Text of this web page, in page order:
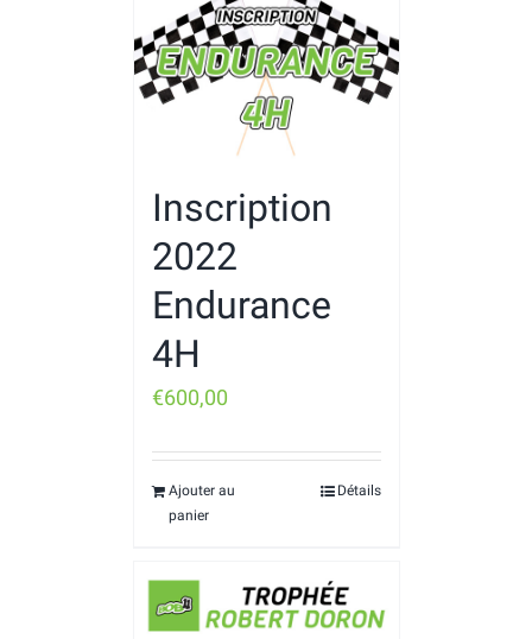
Inscription
2022
Endurance
4H
€600,00
Ajouter au
panier
Détails